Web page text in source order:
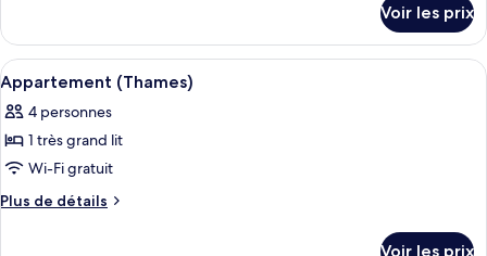
chambre :
Suite
(Art
Deco
Cabin)
le
type
de
chambre
Suite
(Art
Cabin)
Voir les prix
Afficher
toutes
les
photos
pour
ce
Literie de qualité supérieure,
7
Appartement (Thames)
4 personnes
1 très grand lit
Wi-Fi gratuit
Plus de détails
Plus
Voir les prix